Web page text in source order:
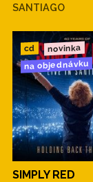
SANTIAGO
cd novinka
na objednávku
SIMPLY RED